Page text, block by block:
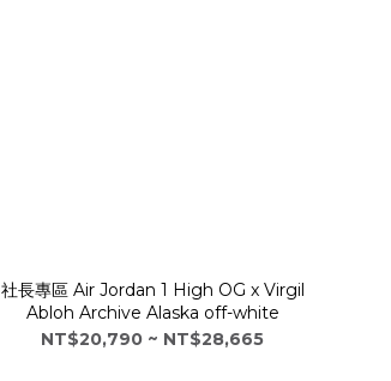
社長專區 Air Jordan 1 High OG x Virgil
Abloh Archive Alaska off-white
NT$20,790 ~ NT$28,665